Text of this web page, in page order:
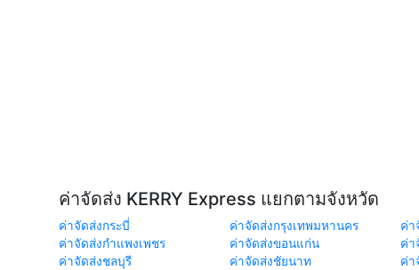
ค่าจัดส่ง KERRY Express แยกตามจังหวัด
ค่าจัดส่งกระบี่ ค่าจัดส่งกรุงเทพมหานคร ค่า
ค่าจัดส่งกำแพงเพชร
ค่าจัดส่งขอนแก่น ค่า
ค่าจัดส่งชลบุรี
ค่าจัดส่งชัยนาท ค่า